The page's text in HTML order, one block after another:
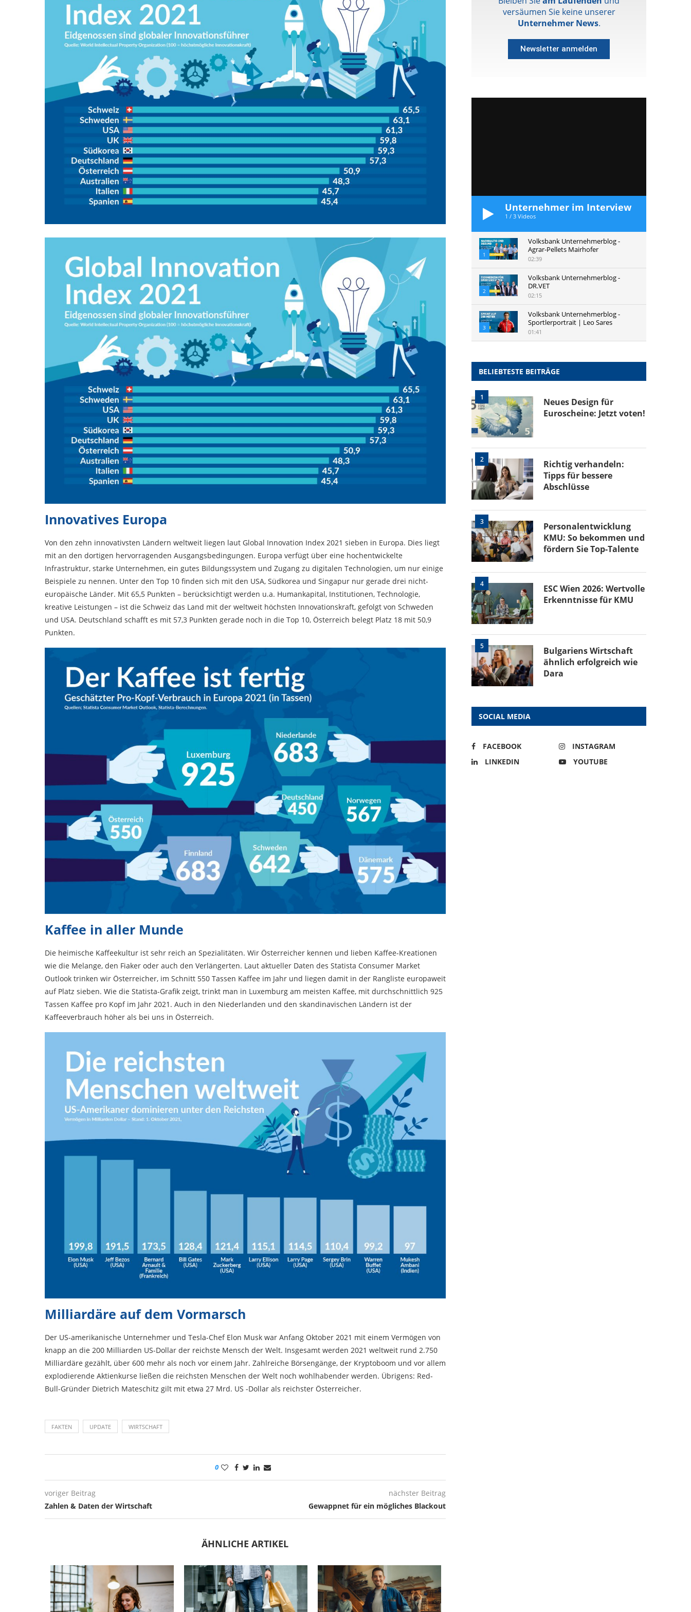
Innovatives Europa
Von den zehn innovativsten Ländern weltweit liegen laut Global Innovation Index 2021 sieben in Europa. Dies liegt
mit an den dortigen hervorragenden Ausgangsbedingungen. Europa verfügt über eine hochentwickelte
Infrastruktur, starke Unternehmen, ein gutes Bildungssystem und Zugang zu digitalen Technologien, um nur einige
Beispiele zu nennen. Unter den Top 10 finden sich mit den USA, Südkorea und Singapur nur gerade drei nicht-
europäische Länder. Mit 65,5 Punkten – berücksichtigt werden u.a. Humankapital, Institutionen, Technologie,
kreative Leistungen – ist die Schweiz das Land mit der weltweit höchsten Innovationskraft, gefolgt von Schweden
und USA. Deutschland schafft es mit 57,3 Punkten gerade noch in die Top 10, Österreich belegt Platz 18 mit 50,9
Punkten.
Kaffee in aller Munde
Die heimische Kaffeekultur ist sehr reich an Spezialitäten. Wir Österreicher kennen und lieben Kaffee-Kreationen
wie die Melange, den Fiaker oder auch den Verlängerten. Laut aktueller Daten des Statista Consumer Market
Outlook trinken wir Österreicher, im Schnitt 550 Tassen Kaffee im Jahr und liegen damit in der Rangliste europaweit
auf Platz sieben. Wie die Statista-Grafik zeigt, trinkt man in Luxemburg am meisten Kaffee, mit durchschnittlich 925
Tassen Kaffee pro Kopf im Jahr 2021. Auch in den Niederlanden und den skandinavischen Ländern ist der
Kaffeeverbrauch höher als bei uns in Österreich.
Milliardäre auf dem Vormarsch
Der US-amerikanische Unternehmer und Tesla-Chef Elon Musk war Anfang Oktober 2021 mit einem Vermögen von
knapp an die 200 Milliarden US-Dollar der reichste Mensch der Welt. Insgesamt werden 2021 weltweit rund 2.750
Milliardäre gezählt, über 600 mehr als noch vor einem Jahr. Zahlreiche Börsengänge, der Kryptoboom und vor allem
explodierende Aktienkurse ließen die reichsten Menschen der Welt noch wohlhabender werden. Übrigens: Red-
Bull-Gründer Dietrich Mateschitz gilt mit etwa 27 Mrd. US -Dollar als reichster Österreicher.
FAKTEN UPDATE WIRTSCHAFT
0
voriger Beitrag
Zahlen & Daten der Wirtschaft
nächster Beitrag
Gewappnet für ein mögliches Blackout
ÄHNLICHE ARTIKEL
versäumen Sie keine unserer
Unternehmer News.
Newsletter anmelden
Unternehmer im Interview
1 / 3 Videos
1
Volksbank Unternehmerblog -
Agrar-Pellets Mairhofer
02:39
2
Volksbank Unternehmerblog -
DR.VET
02:15
3
Volksbank Unternehmerblog -
Sportlerportrait | Leo Sares
01:41
BELIEBTESTE BEITRÄGE
1
Neues Design für
Euroscheine: Jetzt voten!
2
Richtig verhandeln:
Tipps für bessere
Abschlüsse
3
Personalentwicklung
KMU: So bekommen und
fördern Sie Top-Talente
4
ESC Wien 2026: Wertvolle
Erkenntnisse für KMU
5
Bulgariens Wirtschaft
ähnlich erfolgreich wie
Dara
SOCIAL MEDIA
FACEBOOK
INSTAGRAM
LINKEDIN
YOUTUBE